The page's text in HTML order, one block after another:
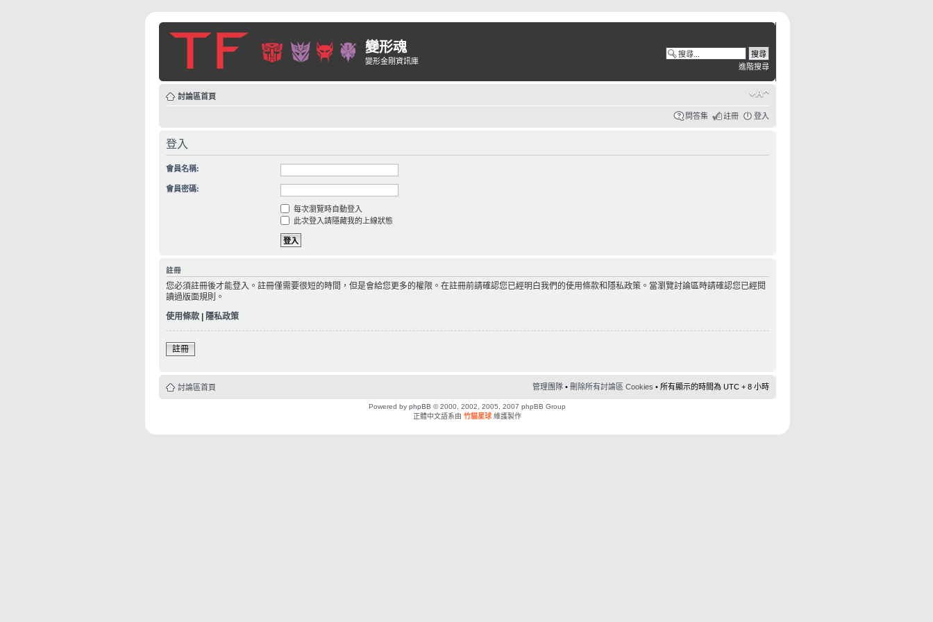
變形魂
變形金剛資訊庫
進階搜尋
討論區首頁
問答集 註冊 登入
登入
會員名稱:
會員密碼:
每次瀏覽時自動登入
此次登入請隱藏我的上線狀態
註冊
您必須註冊後才能登入。註冊僅需要很短的時間，但是會給您更多的權限。在註冊前請確認您已經明白我們的使用條款和隱私政策。當瀏覽討論區時請確認您已經閱
讀過版面規則。
使用條款| 隱私政策
註冊
討論區首頁 管理團隊 •刪除所有討論區 Cookies • 所有顯示的時間為 UTC + 8 小時
Powered byphpBB © 2000, 2002, 2005, 2007 phpBB Group
正體中文語系由竹貓星球 維護製作